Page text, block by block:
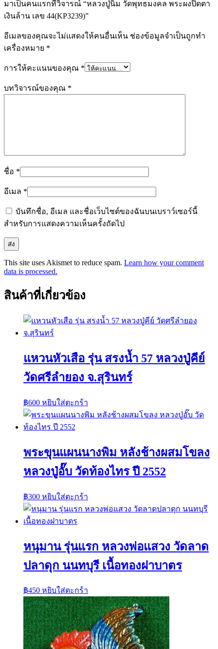
มาเป็นคนแรกที่วิจารณ์ “หลวงปู่นิ่ม วัดพุทธมงคล พระผงปิดตา
เงินล้าน เลข 44(KP3239)”
อีเมลของคุณจะไม่แสดงให้คนอื่นเห็น ช่องข้อมูลจำเป็นถูกทำ
เครื่องหมาย *
การให้คะแนนของคุณ *
บทวิจารณ์ของคุณ *
ชื่อ *
อีเมล *
บันทึกชื่อ, อีเมล และชื่อเว็บไซต์ของฉันบนเบราว์เซอร์นี้
สำหรับการแสดงความเห็นครั้งถัดไป
This site uses Akismet to reduce spam. Learn how your comment
data is processed.
สินค้าที่เกี่ยวข้อง
แหวนหัวเสือ รุ่น สรงน้ำ 57 หลวงปู่คีย์
วัดศรีลำยอง จ.สุรินทร์
฿600 หยิบใส่ตะกร้า
พระขุนแผนนางพิม หลังช้างผสมโขลง
หลวงปู่อั๊บ วัดท้องไทร ปี 2552
฿300 หยิบใส่ตะกร้า
หนุมาน รุ่นแรก หลวงพ่อแสวง วัดลาด
ปลาดุก นนทบุรี เนื้อทองฝาบาตร
฿450 หยิบใส่ตะกร้า